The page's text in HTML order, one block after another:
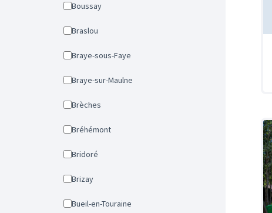
Boussay
Braslou
Braye-sous-Faye
Braye-sur-Maulne
Brèches
Bréhémont
Bridoré
Brizay
Bueil-en-Touraine